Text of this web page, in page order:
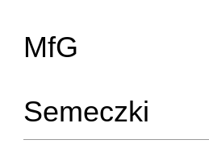
MfG
Semeczki